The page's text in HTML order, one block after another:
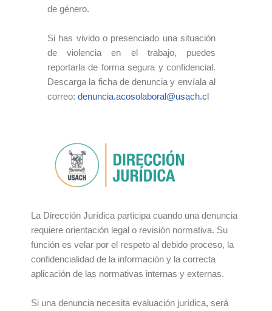
de género.
Si has vivido o presenciado una situación
de violencia en el trabajo, puedes
reportarla de forma segura y confidencial.
Descarga la ficha de denuncia y envíala al
correo: denuncia.acosolaboral@usach.cl
La Dirección Jurídica participa cuando una denuncia
requiere orientación legal o revisión normativa. Su
función es velar por el respeto al debido proceso, la
confidencialidad de la información y la correcta
aplicación de las normativas internas y externas.
Si una denuncia necesita evaluación jurídica, será